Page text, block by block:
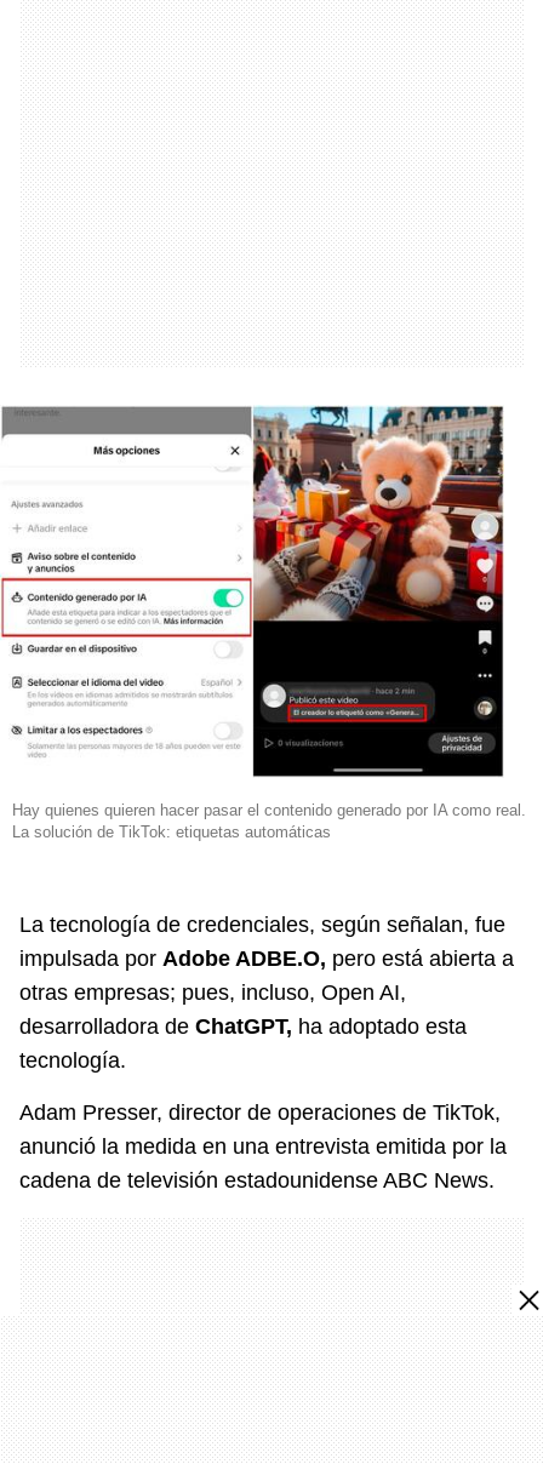
Hay quienes quieren hacer pasar el contenido generado por IA como real.
La solución de TikTok: etiquetas automáticas
La tecnología de credenciales, según señalan, fue
impulsada por Adobe ADBE.O, pero está abierta a
otras empresas; pues, incluso, Open AI,
desarrolladora de ChatGPT, ha adoptado esta
tecnología.
Adam Presser, director de operaciones de TikTok,
anunció la medida en una entrevista emitida por la
cadena de televisión estadounidense ABC News.